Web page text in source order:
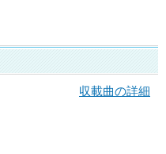
収載曲の詳細